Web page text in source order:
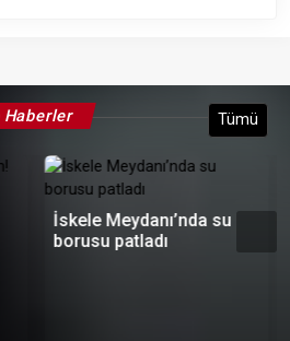
Haberler Tümü
Kazdağları'nda otomobil